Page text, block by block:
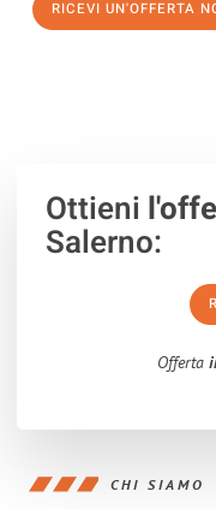
RICEVI UN'OFFERTA
Ottieni
Salerno:
Offerta
CHI SIAMO